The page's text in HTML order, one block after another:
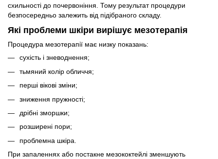
схильності до почервоніння. Тому результат процедури
безпосередньо залежить від підібраного складу.
Які проблеми шкіри вирішує мезотерапія
Процедура мезотерапії має низку показань:
сухість і зневоднення;
тьмяний колір обличчя;
перші вікові зміни;
зниження пружності;
дрібні зморшки;
розширені пори;
проблемна шкіра.
При запаленнях або постакне мезококтейлі зменшують